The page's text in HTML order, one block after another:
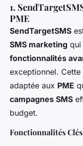
1.
PME
SendTargetSMS
SMS marketing qui
fonctionnalités
exceptionnel.
adaptée aux PME
campagnes SMS
budget.
Fonctionnalités Clés